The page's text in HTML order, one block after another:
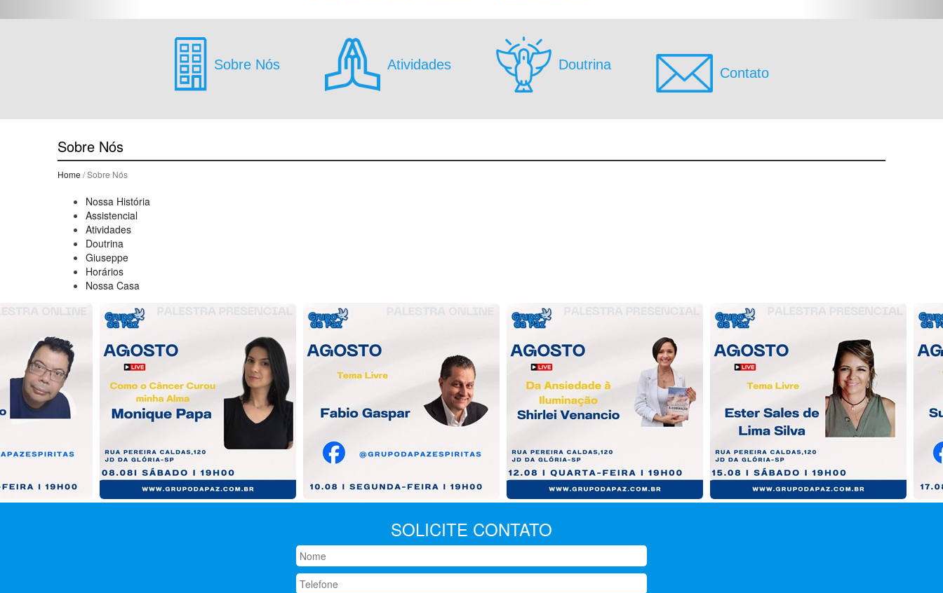
Sobre Nós Atividades Doutrina
Contato
Sobre Nós
Home / Sobre Nós
Nossa História
Assistencial
Atividades
Doutrina
Giuseppe
Horários
Nossa Casa
SOLICITE CONTATO